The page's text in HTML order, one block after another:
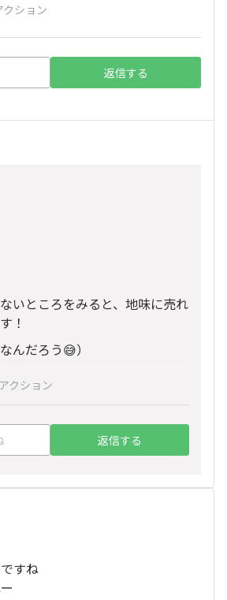
クション
返信する
いところをみると、地味に売れ
！
んだろう😅）
クション
返信する
すね